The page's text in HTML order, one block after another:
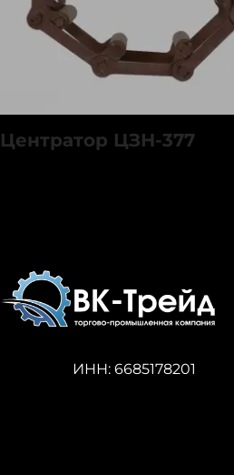
Центратор ЦЗН-377
ИНН: 6685178201